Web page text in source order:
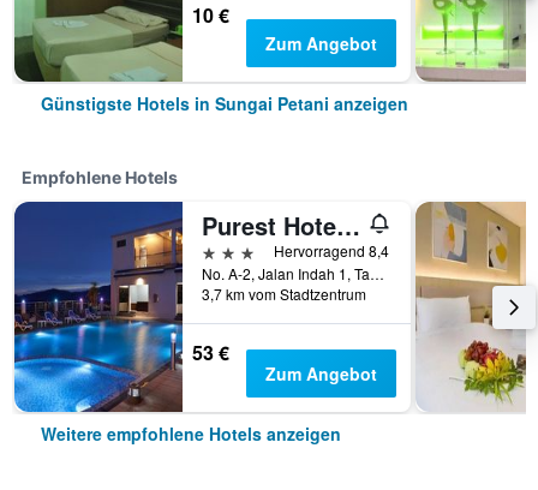
10 €
Zum Angebot
Günstigste Hotels in Sungai Petani anzeigen
Empfohlene Hotels
Purest Hotel Sungai Petani
3 Sterne
Hervorragend 8,4
No. A-2, Jalan Indah 1, Taman Sejati Indah, Sungai Petani, Malaysia
3,7 km vom Stadtzentrum
53 €
Zum Angebot
Weitere empfohlene Hotels anzeigen